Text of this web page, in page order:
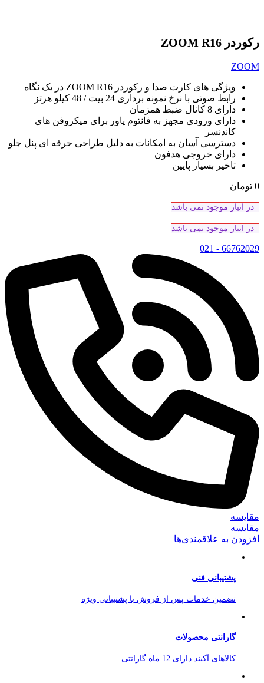
رکوردر ZOOM R16
ZOOM
ویژگی های کارت صدا و رکوردر ZOOM R16 در یک نگاه
رابط صوتی با نرخ نمونه برداری 24 بیت / 48 کیلو هرتز
دارای 8 کانال ضبط همزمان
دارای ورودی مجهز به فانتوم پاور برای میکروفن های
کاندنسر
دسترسی آسان به امکانات به دلیل طراحی حرفه ای پنل جلو
دارای خروجی هدفون
تاخیر بسیار پایین
0 تومان
در انبار موجود نمی باشد
در انبار موجود نمی باشد
66762029 - 021
مقایسه
مقایسه
افزودن به علاقمندی‌ها
پشتیبانی فنی
تضمین خدمات پس از فروش با پشتیبانی ویژه
گارانتی محصولات
کالاهای آکبند دارای 12 ماه گارانتی